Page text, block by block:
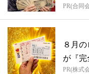
PR(合同
８月
が『
PR(株式